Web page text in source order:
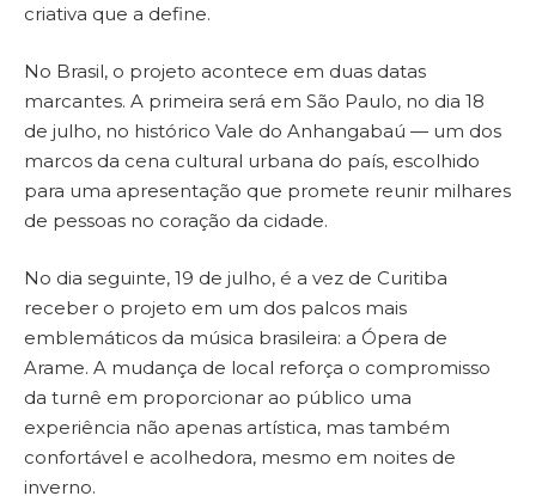
criativa que a define.
No Brasil, o projeto acontece em duas datas
marcantes. A primeira será em São Paulo, no dia 18
de julho, no histórico Vale do Anhangabaú — um dos
marcos da cena cultural urbana do país, escolhido
para uma apresentação que promete reunir milhares
de pessoas no coração da cidade.
No dia seguinte, 19 de julho, é a vez de Curitiba
receber o projeto em um dos palcos mais
emblemáticos da música brasileira: a Ópera de
Arame. A mudança de local reforça o compromisso
da turnê em proporcionar ao público uma
experiência não apenas artística, mas também
confortável e acolhedora, mesmo em noites de
inverno.